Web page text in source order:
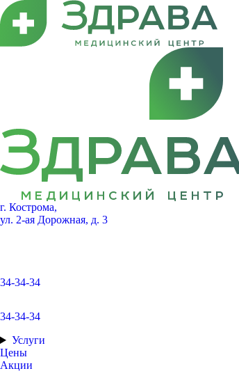
г. Кострома,
ул. 2-ая Дорожная, д. 3
34-34-34
34-34-34
Услуги
Цены
Акции